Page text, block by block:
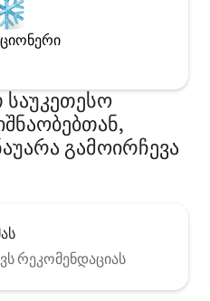
გამოირჩევა
რეკომენდაციას